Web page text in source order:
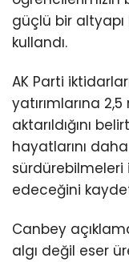
güçlü bir altyapı
kullandı.
AK Parti
yatırımlarına
aktarıldığını
hayatlarını
sürdürebilmeleri
edeceğini
Canbey
algı değil eser